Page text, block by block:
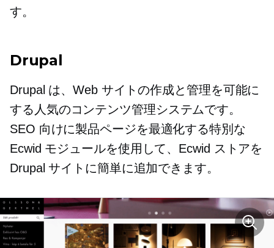
す。
Drupal
Drupal は、Web サイトの作成と管理を可能に
する人気のコンテンツ管理システムです。
SEO 向けに製品ページを最適化する特別な
Ecwid モジュールを使用して、Ecwid ストアを
Drupal サイトに簡単に追加できます。